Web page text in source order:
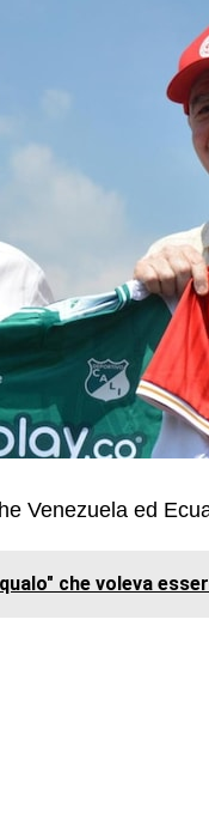
Venezuela ed
che voleva